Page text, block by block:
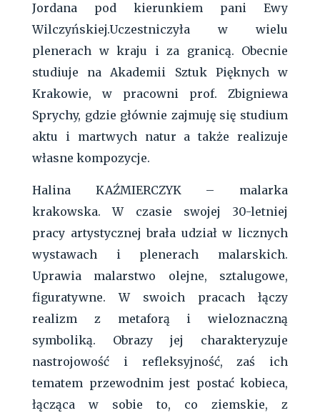
Jordana pod kierunkiem pani Ewy
Wilczyńskiej.Uczestniczyła w wielu
plenerach w kraju i za granicą. Obecnie
studiuje na Akademii Sztuk Pięknych w
Krakowie, w pracowni prof. Zbigniewa
Sprychy, gdzie głównie zajmuję się studium
aktu i martwych natur a także realizuje
własne kompozycje.
Halina KAŹMIERCZYK – malarka
krakowska. W czasie swojej 30-letniej
pracy artystycznej brała udział w licznych
wystawach i plenerach malarskich.
Uprawia malarstwo olejne, sztalugowe,
figuratywne. W swoich pracach łączy
realizm z metaforą i wieloznaczną
symboliką. Obrazy jej charakteryzuje
nastrojowość i refleksyjność, zaś ich
tematem przewodnim jest postać kobieca,
łącząca w sobie to, co ziemskie, z